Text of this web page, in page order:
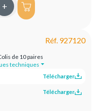
+
Réf. 927120
de 10 paires
techniques
Télécharger
Télécharger